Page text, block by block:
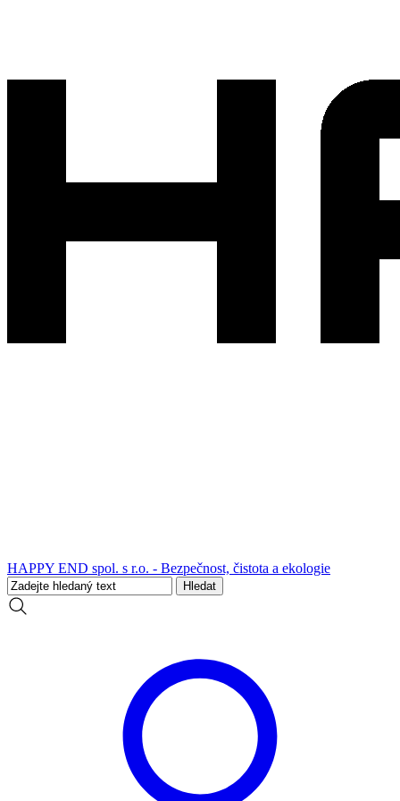
HAPPY END spol. s r.o. - Bezpečnost, čistota a ekologie